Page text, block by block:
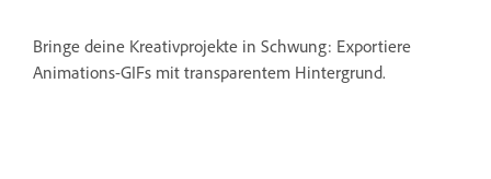
Bringe deine Kreativprojekte in Schwung: Exportiere
Animations-GIFs mit transparentem Hintergrund.